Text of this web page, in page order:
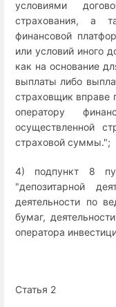
условиями
страхования, а
финансовой
или условий иного
как на основание
выплаты либо
страховщик вправе
оператору
осуществленной
страховой суммы.";
4) подпункт 8
"депозитарной
деятельности по
бумаг,
оператора
Статья 2